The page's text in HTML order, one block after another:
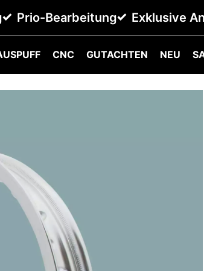
Prio-Bearbeitung Exklusive
CNC GUTACHTEN NEU